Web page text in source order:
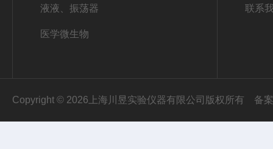
液液、振荡器
医学微生物
联系
Copyright © 2026上海川昱实验仪器有限公司版权所有 备